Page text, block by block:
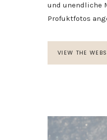
und unendliche
Profuktfotos
VIEW THE